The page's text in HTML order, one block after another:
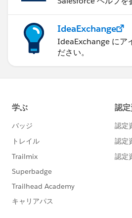
IdeaExchange
IdeaExchange にア
ださい。